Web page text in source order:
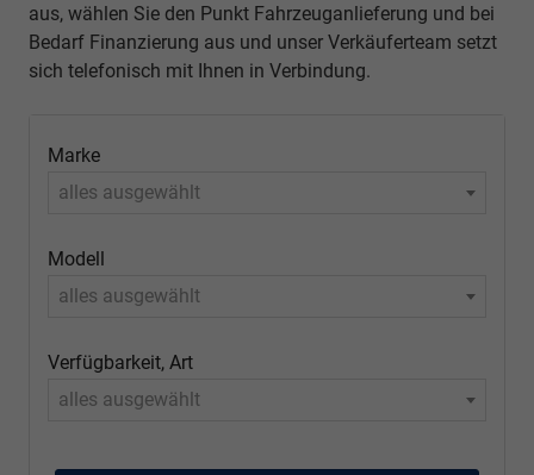
aus, wählen Sie den Punkt Fahrzeuganlieferung und bei
Bedarf Finanzierung aus und unser Verkäuferteam setzt
sich telefonisch mit Ihnen in Verbindung.
Marke
alles ausgewählt
Modell
alles ausgewählt
Verfügbarkeit, Art
alles ausgewählt